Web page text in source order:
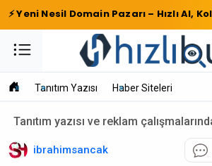
⚡ Yeni Nesil Domain Pazarı – Hızlı Al,
Tanıtım Yazısı Haber Siteleri
Tanıtım yazısı ve reklam
ibrahimsancak